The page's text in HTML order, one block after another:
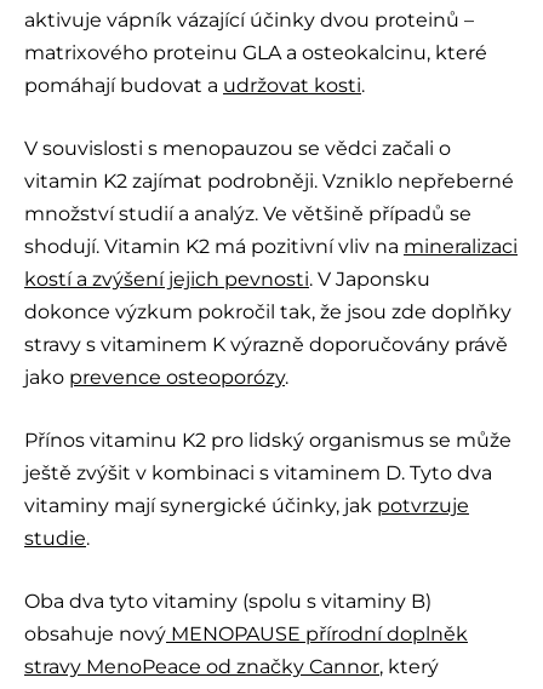
aktivuje vápník vázající účinky dvou proteinů –
matrixového proteinu GLA a osteokalcinu, které
pomáhají budovat a udržovat kosti.
V souvislosti s menopauzou se vědci začali o
vitamin K2 zajímat podrobněji. Vzniklo nepřeberné
množství studií a analýz. Ve většině případů se
shodují. Vitamin K2 má pozitivní vliv na mineralizaci
kostí a zvýšení jejich pevnosti. V Japonsku
dokonce výzkum pokročil tak, že jsou zde doplňky
stravy s vitaminem K výrazně doporučovány právě
jako prevence osteoporózy.
Přínos vitaminu K2 pro lidský organismus se může
ještě zvýšit v kombinaci s vitaminem D. Tyto dva
vitaminy mají synergické účinky, jak potvrzuje
studie.
Oba dva tyto vitaminy (spolu s vitaminy B)
obsahuje nový MENOPAUSE přírodní doplněk
stravy MenoPeace od značky Cannor, který